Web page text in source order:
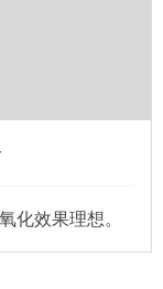
化效果理想。